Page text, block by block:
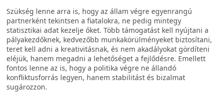
Szükség lenne arra is, hogy az állam végre egyenrangú
partnerként tekintsen a fiatalokra, ne pedig mintegy
statisztikai adat kezelje őket. Több támogatást kell nyújtani a
pályakezdőknek, kedvezőbb munkakörülményeket biztosítani,
teret kell adni a kreativitásnak, és nem akadályokat gördíteni
eléjük, hanem megadni a lehetőséget a fejlődésre. Emellett
fontos lenne az is, hogy a politika végre ne állandó
konfliktusforrás legyen, hanem stabilitást és bizalmat
sugározzon.